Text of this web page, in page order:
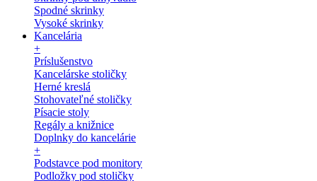
Spodné skrinky
Vysoké skrinky
Kancelária
+
Príslušenstvo
Kancelárske stoličky
Herné kreslá
Stohovateľné stoličky
Písacie stoly
Regály a knižnice
Doplnky do kancelárie
+
Podstavce pod monitory
Podložky pod stoličky